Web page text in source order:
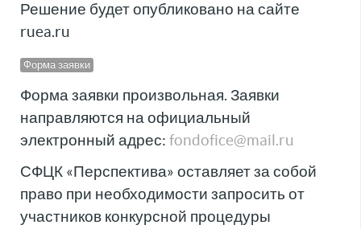
Решение будет опубликовано на сайте
ruea.ru
Форма заявки
Форма заявки произвольная. Заявки
направляются на официальный
электронный адрес: fondofice@mail.ru
СФЦК «Перспектива» оставляет за собой
право при необходимости запросить от
участников конкурсной процедуры